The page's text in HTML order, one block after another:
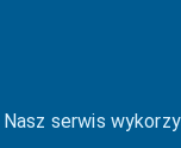
Nasz serwis